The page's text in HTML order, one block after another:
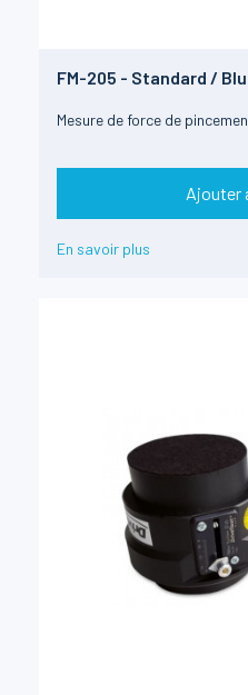
FM-205 - Standard /
Mesure de force de
Ajouter
En savoir plus